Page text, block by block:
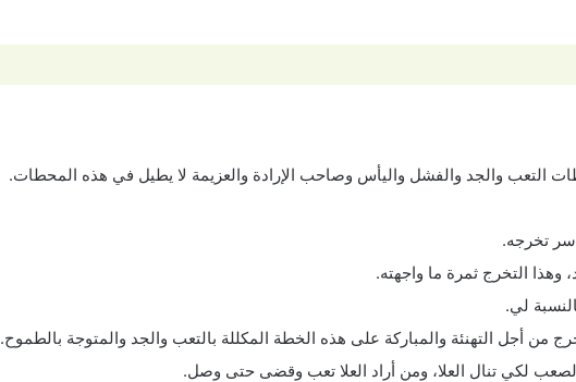
التعب والجد والفشل واليأس وصاحب الإرادة والعزيمة لا يطيل في هذه المحطات.
تخرجه.
وهذا التخرج ثمرة ما واجهته.
لي.
من أجل التهنئة والمباركة على هذه الخطة المكللة بالتعب والجد والمتوجة بالطموح.
لكي تنال العلا، ومن أراد العلا تعب وقضى حتى وصل.